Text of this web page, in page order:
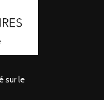
sur le